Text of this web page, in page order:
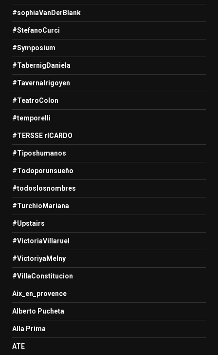
#sophiaVanDerBlank
#StefanoCurci
#Symposium
#TabernigDaniela
#TavernaIrigoyen
#TeatroColon
#temporelli
#TERSSE rICARDO
#Tiposhumanos
#Todoporunsueño
#todoslosnombres
#TurchioMariana
#Upstairs
#VictoriaVillaruel
#VictoriyaMelny
#VillaConstitucion
Aix_en_provence
Alberto Pucheta
Alla Prima
ATE